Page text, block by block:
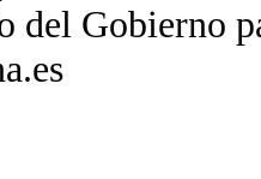
del Gobierno